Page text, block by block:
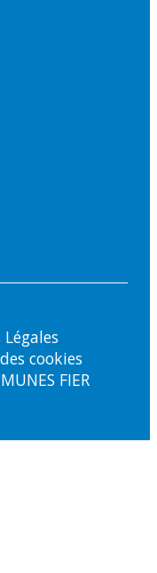
cookies